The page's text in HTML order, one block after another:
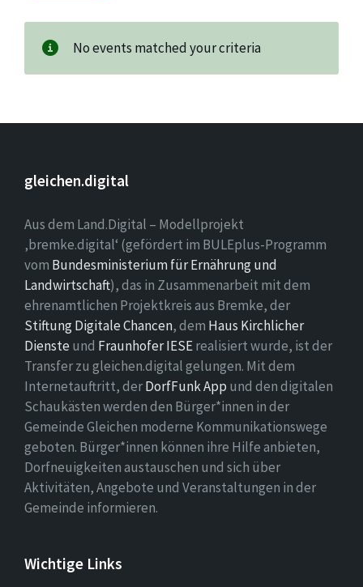
No events matched your criteria
gleichen.digital
Aus dem Land.Digital – Modellprojekt
‚bremke.digital‘ (gefördert im BULEplus-Programm
vom Bundesministerium für Ernährung und
Landwirtschaft), das in Zusammenarbeit mit dem
ehrenamtlichen Projektkreis aus Bremke, der
Stiftung Digitale Chancen, dem Haus Kirchlicher
Dienste und Fraunhofer IESErealisiert wurde, ist der
Transfer zu gleichen.digital gelungen. Mit dem
Internetauftritt, derDorfFunk App und den digitalen
Schaukästen werden den Bürger*innen in der
Gemeinde Gleichen moderne Kommunikationswege
geboten. Bürger*innen können ihre Hilfe anbieten,
Dorfneuigkeiten austauschen und sich über
Aktivitäten, Angebote und Veranstaltungen in der
Gemeinde informieren.
Wichtige Links